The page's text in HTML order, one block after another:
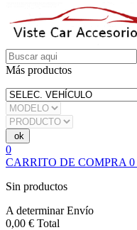
Más productos
0
CARRITO DE COMPRA 0
Sin productos
A determinarEnvío
0,00 € Total